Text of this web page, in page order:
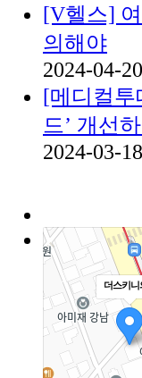
[V헬스]
의해야
2024-04-20
[메디컬투
드’ 개선
2024-03-18
더스키니